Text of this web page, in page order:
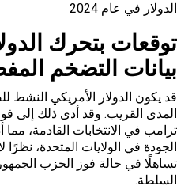
الدولار في عام 2024
توقعات بتحرك
بيانات التضخم
قد يكون الدولار الأمريكي
المدى القريب. وقد أدى ذلك إلى
ترامب في الانتخابات القادمة،
الجودة في الولايات المتحدة، نظرًا
تساهلًا في حالة فوز الحزب
السلطة.